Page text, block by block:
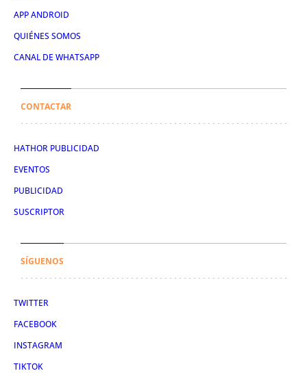
APP ANDROID
QUIÉNES SOMOS
CANAL DE WHATSAPP
CONTACTAR
HATHOR PUBLICIDAD
EVENTOS
PUBLICIDAD
SUSCRIPTOR
SÍGUENOS
TWITTER
FACEBOOK
INSTAGRAM
TIKTOK